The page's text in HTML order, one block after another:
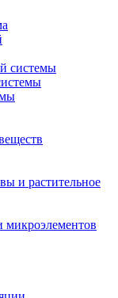
системы
и растительное